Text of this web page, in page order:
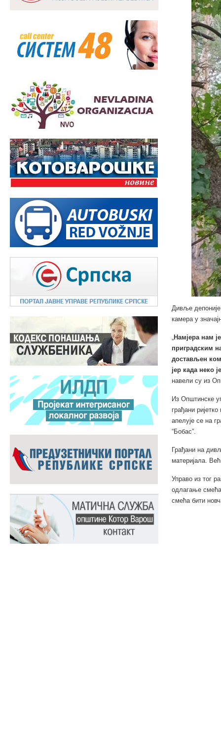
Дивље
камера у
„Намјера нам
приградским
достављен
јер када неко
навели су из
Из Општинске
грађани
апелује се на
“Бобас”.
Грађани на
материјала.
Управо из тог
одлагање
смећа бити